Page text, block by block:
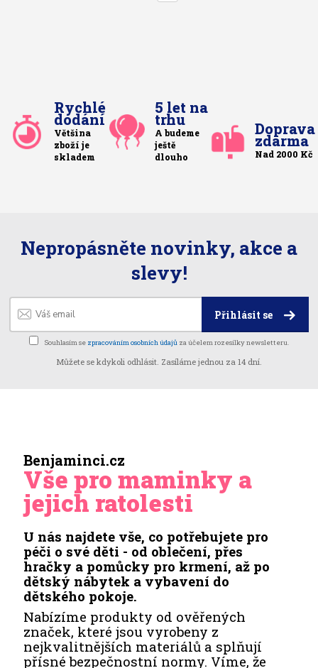
Rychlé
dodání
Většina
zboží je
skladem
5 let na
trhu
A budeme
ještě
dlouho
Doprava
zdarma
Nad 2000 Kč
Nepropásněte novinky, akce a
slevy!
Přihlásit se
Souhlasím se zpracováním osobních údajů za účelem rozesílky newsletteru.
Můžete se kdykoli odhlásit. Zasíláme jednou za 14 dní.
Benjaminci.cz
Vše pro maminky a
jejich ratolesti
U nás najdete vše, co potřebujete pro
péči o své děti - od oblečení, přes
hračky a pomůcky pro krmení, až po
dětský nábytek a vybavení do
dětského pokoje.
Nabízíme produkty od ověřených
značek, které jsou vyrobeny z
nejkvalitnějších materiálů a splňují
přísné bezpečnostní normy. Víme, že